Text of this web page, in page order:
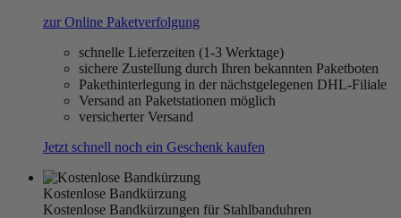
zur Online Paketverfolgung
schnelle Lieferzeiten (1-3 Werktage)
sichere Zustellung durch Ihren bekannten Paketboten
Pakethinterlegung in der nächstgelegenen DHL-Filiale
Versand an Paketstationen möglich
versicherter Versand
Jetzt schnell noch ein Geschenk kaufen
Kostenlose Bandkürzung
Kostenlose Bandkürzungen für Stahlbanduhren